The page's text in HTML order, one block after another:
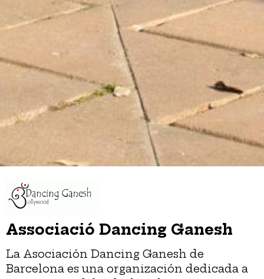
Associació Dancing Ganesh
La Asociación Dancing Ganesh de
Barcelona es una organización dedicada a